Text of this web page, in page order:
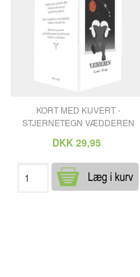
KORT MED KUVERT -
STJERNETEGN VÆDDEREN
DKK 29,95